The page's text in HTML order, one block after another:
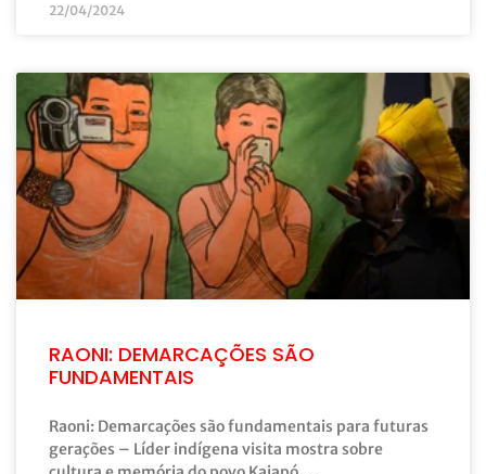
22/04/2024
RAONI: DEMARCAÇÕES SÃO
FUNDAMENTAIS
Raoni: Demarcações são fundamentais para futuras
gerações – Líder indígena visita mostra sobre